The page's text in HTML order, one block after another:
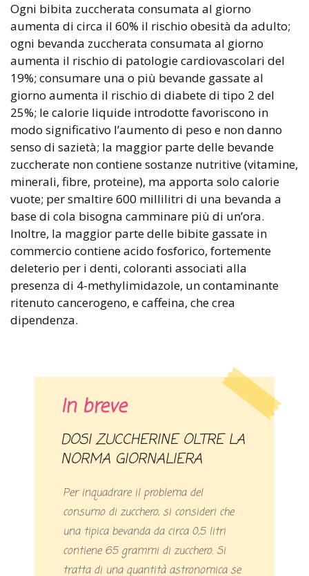
Ogni bibita zuccherata consumata al giorno
aumenta di circa il 60% il rischio obesità da adulto;
ogni bevanda zuccherata consumata al giorno
aumenta il rischio di patologie cardiovascolari del
19%; consumare una o più bevande gassate al
giorno aumenta il rischio di diabete di tipo 2 del
25%; le calorie liquide introdotte favoriscono in
modo significativo l’aumento di peso e non danno
senso di sazietà; la maggior parte delle bevande
zuccherate non contiene sostanze nutritive (vitamine,
minerali, fibre, proteine), ma apporta solo calorie
vuote; per smaltire 600 millilitri di una bevanda a
base di cola bisogna camminare più di un’ora.
Inoltre, la maggior parte delle bibite gassate in
commercio contiene acido fosforico, fortemente
deleterio per i denti, coloranti associati alla
presenza di 4-methylimidazole, un contaminante
ritenuto cancerogeno, e caffeina, che crea
dipendenza.
In breve
DOSI ZUCCHERINE OLTRE LA
NORMA GIORNALIERA
Per inquadrare il problema del
consumo di zucchero, si consideri che
una tipica bevanda da circa 0,5 litri
contiene 65 grammi di zucchero. Si
tratta di una quantità astronomica se